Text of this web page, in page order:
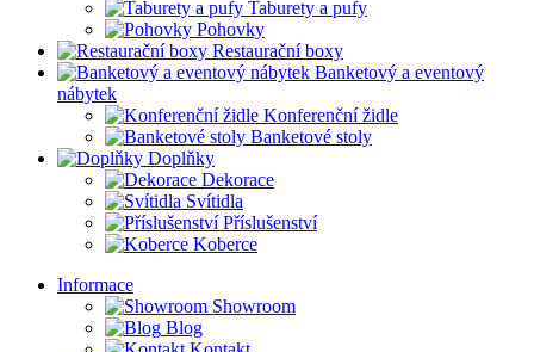
Taburety a pufy
Pohovky
Restaurační boxy
Banketový a eventový
nábytek
Konferenční židle
Banketové stoly
Doplňky
Dekorace
Svítidla
Příslušenství
Koberce
Informace
Showroom
Blog